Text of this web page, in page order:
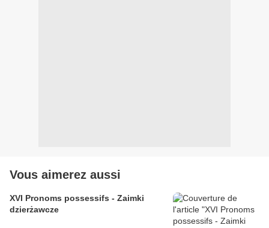
Vous aimerez aussi
XVI Pronoms possessifs - Zaimki
dzierżawcze